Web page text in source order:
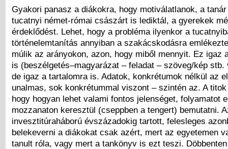
Gyakori panasz a diákokra, hogy motiválatlanok, a
tucatnyi német-római császárt is lediktál, a gyerekek
érdeklődést. Lehet, hogy a probléma ilyenkor a
történelemtanítás annyiban a szakácskodásra
múlik az arányokon, azon, hogy miből mennyit. Ez igaz
is (beszélgetés–magyarázat – feladat – szöveg/kép
de igaz a tartalomra is. Adatok, konkrétumok nélkül az
unalmas, sok konkrétummal viszont – szintén az. A
hogy hogyan lehet valami fontos jelenséget, folyamatot
mozzanaton keresztül (cseppben a tengert) bemutatni.
invesztitúraháború évszázadokig tartott, felesleges
belekeverni a diákokat csak azért, mert az egyetemen
tanult róla, vagy mert a tankönyv is ezt teszi.